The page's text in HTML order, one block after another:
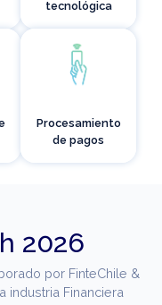
tecnológica
Procesamiento
de pagos
2026
por FinteChile &
industria Financiera